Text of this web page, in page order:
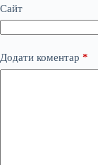
Сайт
Додати коментар *